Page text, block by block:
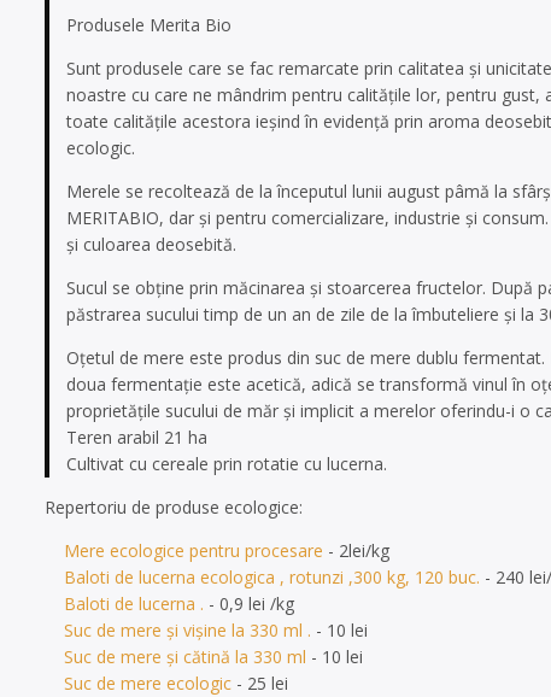
Produsele Merita Bio
Sunt produsele care se fac remarcate prin calitatea și
noastre cu care ne mândrim pentru calitățile lor, pentru
toate calitățile acestora ieșind în evidență prin aroma
ecologic.
Merele se recoltează de la începutul lunii august pâmă la
MERITABIO, dar și pentru comercializare, industrie și
și culoarea deosebită.
Sucul se obține prin măcinarea și stoarcerea fructelor. După
păstrarea sucului timp de un an de zile de la îmbuteliere și la
Oțetul de mere este produs din suc de mere dublu
doua fermentație este acetică, adică se transformă vinul în
proprietățile sucului de măr și implicit a merelor oferindu-i o
Teren arabil 21 ha
Cultivat cu cereale prin rotatie cu lucerna.
Repertoriu de produse ecologice:
Mere ecologice pentru procesare - 2lei/kg
Baloti de lucerna ecologica , rotunzi ,300 kg, 120 buc. - 240
Baloti de lucerna . - 0,9 lei /kg
Suc de mere și vișine la 330 ml . - 10 lei
Suc de mere și cătină la 330 ml - 10 lei
Suc de mere ecologic - 25 lei